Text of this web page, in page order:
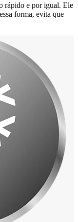
rápido e por igual. Ele
forma, evita que